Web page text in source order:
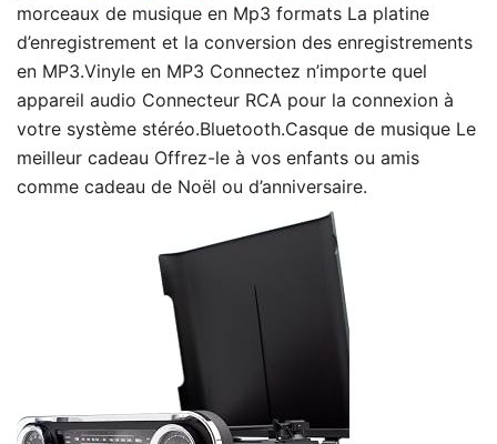
morceaux de musique en Mp3 formats La platine
d’enregistrement et la conversion des enregistrements
en MP3.Vinyle en MP3 Connectez n’importe quel
appareil audio Connecteur RCA pour la connexion à
votre système stéréo.Bluetooth.Casque de musique Le
meilleur cadeau Offrez-le à vos enfants ou amis
comme cadeau de Noël ou d’anniversaire.